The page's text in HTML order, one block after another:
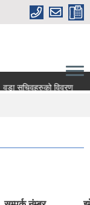
वडा सचिवहरुको विवरण